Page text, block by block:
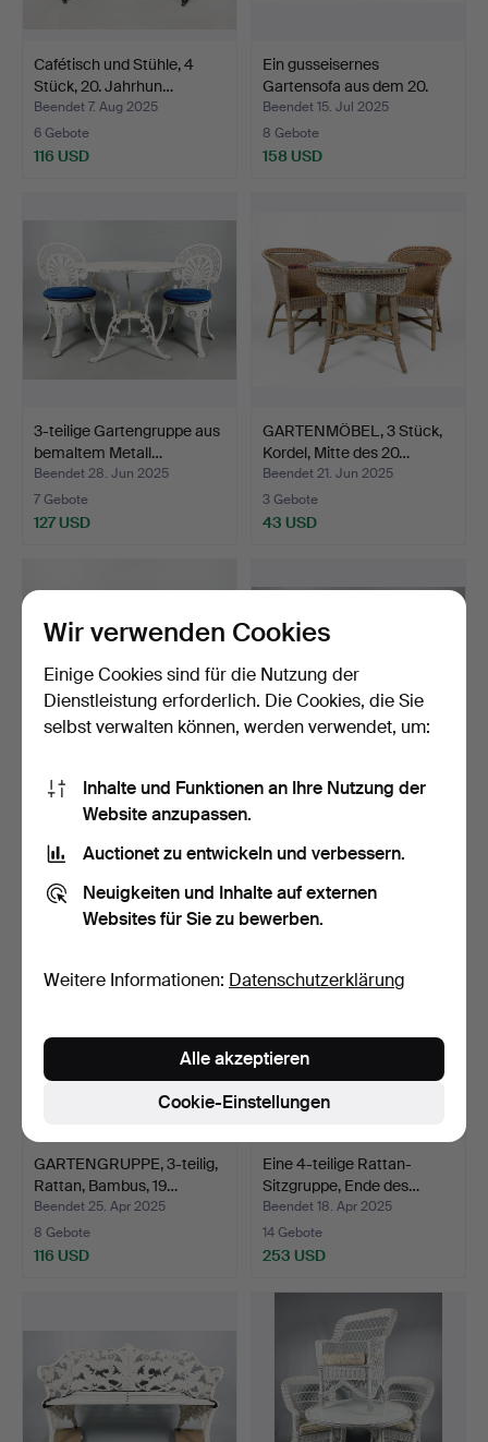
Cafétisch und Stühle, 4
Stück, 20. Jahrhun…
Beendet 7. Aug 2025
6 Gebote
116 USD
Ein gusseisernes
Gartensofa aus dem 20.
Ja…
Beendet 15. Jul 2025
8 Gebote
158 USD
3-teilige Gartengruppe aus
bemaltem Metall…
Beendet 28. Jun 2025
7 Gebote
127 USD
GARTENMÖBEL, 3 Stück,
Kordel, Mitte des 20…
Beendet 21. Jun 2025
3 Gebote
43 USD
Gartentisch aus Metall, 20.
Jahrhundert.
14 Gebote
106 USD
5-teilige Gartengruppe aus
253 USD
GARTENGRUPPE, 3-teilig,
Rattan, Bambus, 19…
Beendet 25. Apr 2025
8 Gebote
116 USD
Eine 4-teilige Rattan-
Sitzgruppe, Ende des…
Beendet 18. Apr 2025
14 Gebote
253 USD
Wir verwenden Cookies
Einige Cookies sind für die Nutzung der
Dienstleistung erforderlich. Die Cookies, die Sie
selbst verwalten können, werden verwendet, um:
Inhalte und Funktionen an Ihre Nutzung der
Website anzupassen.
Auctionet zu entwickeln und verbessern.
Neuigkeiten und Inhalte auf externen
Websites für Sie zu bewerben.
Weitere Informationen: Datenschutzerklärung
Cookie-Einstellungen
Alle akzeptieren